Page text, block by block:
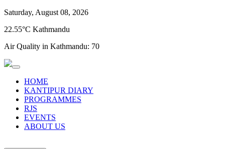
Saturday, August 08, 2026
22.55°C Kathmandu
Air Quality in Kathmandu: 70
HOME
KANTIPUR DIARY
PROGRAMMES
RJS
EVENTS
ABOUT US